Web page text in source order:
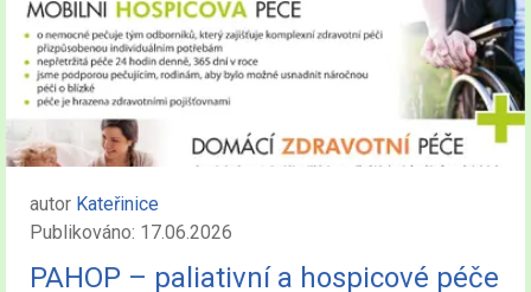
autor Kateřinice
Publikováno: 17.06.2026
PAHOP – paliativní a hospicové péče